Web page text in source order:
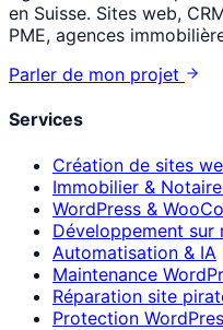
en Suisse. Sites web,
PME, agences
Parler de mon projet
Services
Création de sites
Immobilier &
WordPress &
Développement sur
Automatisation & IA
Maintenance
Réparation site
Protection